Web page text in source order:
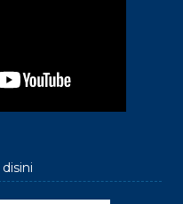
disini